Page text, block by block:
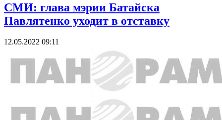
СМИ: глава мэрии Батайска
Павлятенко уходит в отставку
12.05.2022 09:11